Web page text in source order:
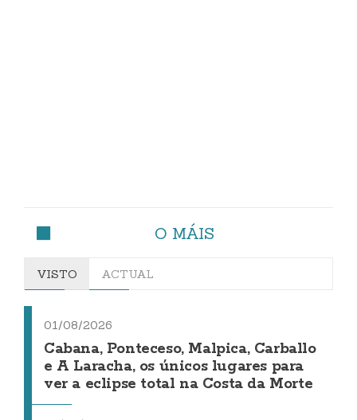
O MÁIS
VISTO ACTUAL
01/08/2026
Cabana, Ponteceso, Malpica, Carballo
e A Laracha, os únicos lugares para
ver a eclipse total na Costa da Morte